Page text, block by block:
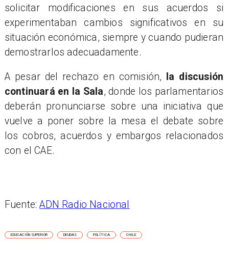
solicitar modificaciones en sus acuerdos si
experimentaban cambios significativos en su
situación económica, siempre y cuando pudieran
demostrarlos adecuadamente.
A pesar del rechazo en comisión,
la discusión
continuará en la Sala, donde los parlamentarios
deberán pronunciarse sobre una iniciativa que
vuelve a poner sobre la mesa el debate sobre
los cobros, acuerdos y embargos relacionados
con el CAE.
Fuente:ADN Radio Nacional
EDUCACIÓN SUPERIOR DEUDAS POLÍTICA CHILE